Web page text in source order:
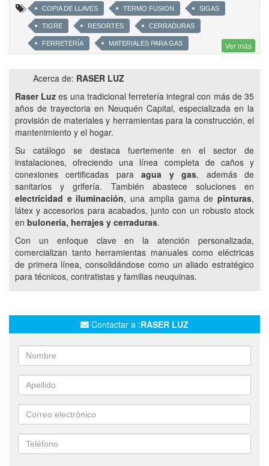
COPIA DE LLAVES TERMO FUSION SIGAS
TIGRE RESORTES CERRADURAS
FERRETERÍA MATERIALES PARA GAS
CAÑOS DE AGUA SANITARIOS
PINTURAS LÁTEX ESMALTES PINCELES
RODILLOS ELECTRICIDAD CABLES
TABLEROS ELÉCTRICOS
HERRAMIENTAS MANUALES HERRAMIENTAS ELÉCTRICAS
HERRAMIENTAS DE MEDICIÓN TORNILLOS
TUERCAS ARANDELAS HERRAJES
CANDADOS ADHESIVOS SELLADORES
INSUMOS DE FERRETERÍA
Ver más
Acerca de: RASER LUZ
Raser Luz es una tradicional ferretería integral con más de 35
años de trayectoria en Neuquén Capital, especializada en la
provisión de materiales y herramientas para la construcción, el
mantenimiento y el hogar.
Su catálogo se destaca fuertemente en el sector de
instalaciones, ofreciendo una línea completa de caños y
conexiones certificadas paraagua y gas, además de
sanitarios y grifería. También abastece soluciones en
electricidad e iluminación, una amplia gama depinturas,
látex y accesorios para acabados, junto con un robusto stock
en bulonería, herrajes y cerraduras.
Con un enfoque clave en la atención personalizada,
comercializan tanto herramientas manuales como eléctricas
de primera línea, consolidándose como un aliado estratégico
para técnicos, contratistas y familias neuquinas.
Contactar a :RASER LUZ